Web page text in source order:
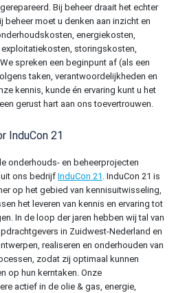
Bij beheer draait het echter
moet u denken aan inzicht en
energiekosten,
storingskosten,
spreken een beginpunt af (als een
taken, verantwoordelijkheden en
kennis, kunde én ervaring kunt u het
gerust hart aan ons toevertrouwen.
InduCon 21
onderhouds- en beheerprojecten
ons bedrijf InduCon 21 . InduCon 21 is
op het gebied van kennisuitwisseling,
het leveren van kennis en ervaring tot
In de loop der jaren hebben wij tal van
in Zuidwest-Nederland en
realiseren en onderhouden van
zodat zij optimaal kunnen
op hun kerntaken. Onze
actief in de olie & gas, energie,